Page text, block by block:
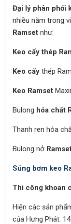
Đại lý phân phối
nhiều năm trong
Ramset như:
Keo cấy thép
Keo cấy thép
Keo Ramset
Bulong hóa chất
Thanh ren hóa
Bulong nở
Súng bơm keo
Thi công khoan
Hiện các sản
của Hưng Phát: